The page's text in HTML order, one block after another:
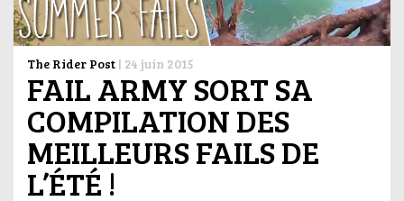
The Rider Post | 24 juin 2015
FAIL ARMY SORT SA
COMPILATION DES
MEILLEURS FAILS DE
L’ÉTÉ !